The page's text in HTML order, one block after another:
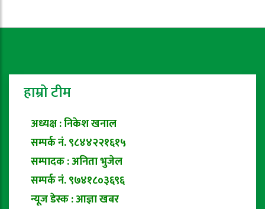
हाम्रो टीम
अध्यक्ष : निकेश खनाल
सम्पर्क नं. ९८४४२२१६१५
सम्पादक : अनिता भुजेल
सम्पर्क नं. ९७४१८०३६९६
न्यूज डेस्क : आज्ञा खबर